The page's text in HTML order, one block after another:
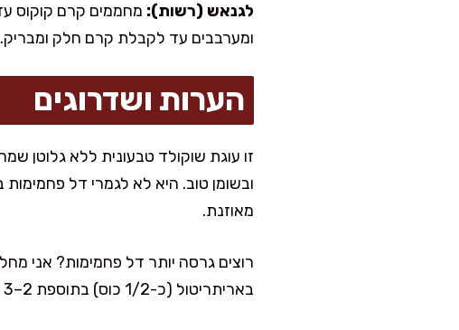
לגנאש (רשות): מחממים קרם קוקוס
ומערבבים עד לקבלת קרם חלק
הערות ושדרוגים
זו עוגת שוקולד טבעונית ללא גלוטן
ובשומן טוב. היא לא לגמרי דל
מאוזנת.
באריתריטול (כ-1/2 כוס) בתוספת 2–3 כפות סירופ מייפל לאיזון טעם.